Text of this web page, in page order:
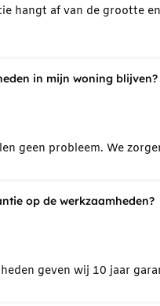
hangt af van de grootte
in mijn woning blijven?
geen probleem. We
op de werkzaamheden?
geven wij 10 jaar